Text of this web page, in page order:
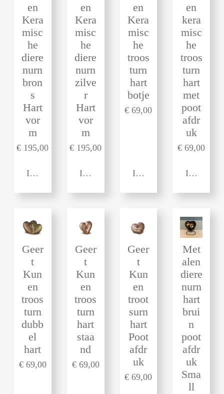
en
Kera
misc
he
diere
nurn
bron
s
Hart
vor
m
€ 195,00
In winkelwagen
en
Kera
misc
he
diere
nurn
zilve
r
Hart
vor
m
€ 195,00
In winkelwagen
en
Kera
misc
he
troos
turn
hart
botje
€ 69,00
In winkelwagen
en
kera
misc
he
troos
turn
hart
met
poot
afdr
uk
€ 69,00
In
Geer
t
Kun
en
troos
turn
dubb
el
hart
€ 69,00
Geer
t
Kun
en
troos
turn
hart
staa
nd
€ 69,00
Geer
t
Kun
en
troot
surn
hart
Poot
afdr
uk
€ 69,00
Met
alen
diere
nurn
hart
brui
n
poot
afdr
uk
Sma
ll